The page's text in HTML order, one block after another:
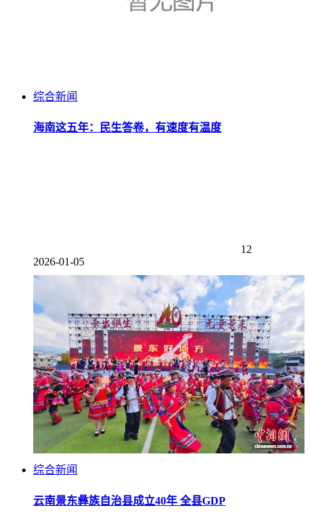
综合新闻
海南这五年：民生答卷，有速度有温度
12
2026-01-05
综合新闻
云南景东彝族自治县成立40年 全县GDP